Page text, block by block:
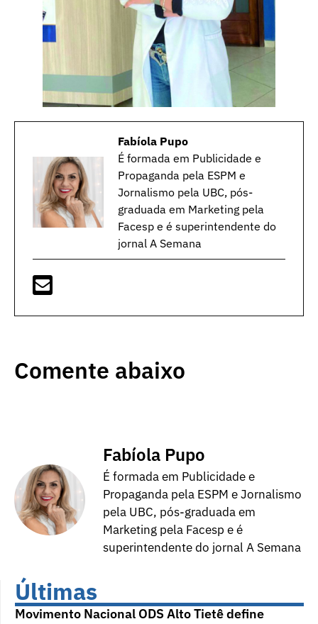
Fabíola Pupo
É formada em Publicidade e
Propaganda pela ESPM e
Jornalismo pela UBC, pós-
graduada em Marketing pela
Facesp e é superintendente do
jornal A Semana
Comente abaixo
Fabíola Pupo
É formada em Publicidade e
Propaganda pela ESPM e Jornalismo
pela UBC, pós-graduada em
Marketing pela Facesp e é
superintendente do jornal A Semana
Últimas
Movimento Nacional ODS Alto Tietê define